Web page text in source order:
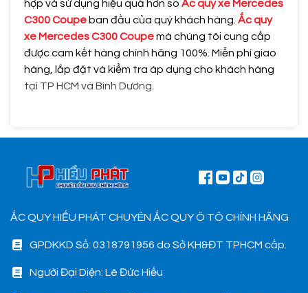
hợp và sử dụng hiệu quả hơn so Ắc quy xe Mercedes
C300 Coupe ban đầu của quý khách hàng. Ắc quy
xe Mercedes C300 Coupemà chúng tôi cung cấp
được cam kết hàng chính hãng 100%. Miễn phí giao
hàng, lắp đặt và kiểm tra áp dụng cho khách hàng
tại TP HCM và Bình Dương.
ẮC QUY HIẾU PHÁT CHUYÊN ẮC QUY Ô TÔ CHÍNH HÃNG
GPDKKD Số: 0318791956 do Sở KH&ĐT TPHCM cấp.
Người Đại Diện: Lê Đức Hiếu